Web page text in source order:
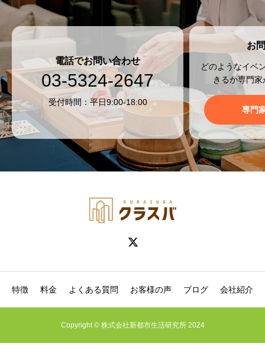
電話でお問い合わせ
03-5324-2647
受付時間：平日9:00-18:00
お
どのようなイベ
きるか専門
専門
特徴 料金 よくある質問 お客様の声 ブログ 会社紹介
Copyright © 株式会社新都市生活研究所 2024